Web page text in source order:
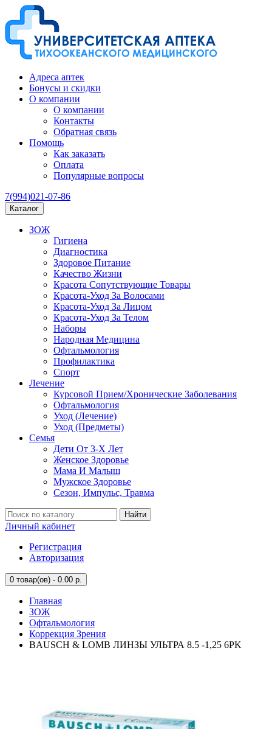
Адреса аптек
Бонусы и скидки
О компании
О компании
Контакты
Обратная связь
Помощь
Как заказать
Оплата
Популярные вопросы
7(994)021-07-86
Каталог
ЗОЖ
Гигиена
Диагностика
Здоровое Питание
Качество Жизни
Красота Сопутствующие Товары
Красота-Уход За Волосами
Красота-Уход За Лицом
Красота-Уход За Телом
Наборы
Народная Медицина
Офтальмология
Профилактика
Спорт
Лечение
Курсовой Прием/Хронические Заболевания
Офтальмология
Уход (Лечение)
Уход (Предметы)
Семья
Дети От 3-Х Лет
Женское Здоровье
Мама И Малыш
Мужское Здоровье
Сезон, Импульс, Травма
Найти
Личный кабинет
Регистрация
Авторизация
0 товар(ов) - 0.00 р.
Главная
ЗОЖ
Офтальмология
Коррекция Зрения
BAUSCH & LOMB ЛИНЗЫ УЛЬТРА 8.5 -1,25 6PK